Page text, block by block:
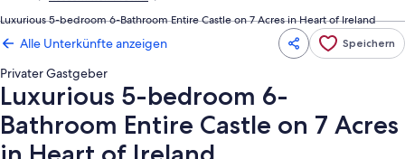
Luxurious 5-bedroom 6-Bathroom Entire Castle on 7 Acres in Heart of Ireland
Alle Unterkünfte anzeigen Speichern
Privater Gastgeber
Luxurious 5-bedroom 6-
Bathroom Entire Castle on 7 Acres